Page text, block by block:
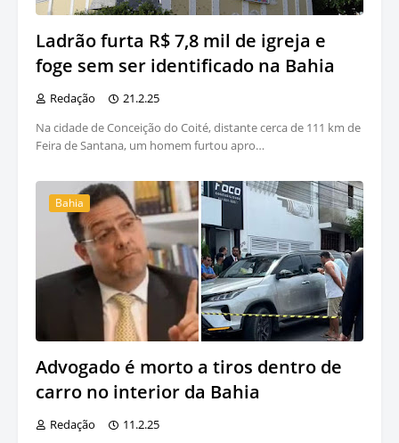
Ladrão furta R$ 7,8 mil de igreja e
foge sem ser identificado na Bahia
Redação
21.2.25
Na cidade de Conceição do Coité, distante cerca de 111 km de
Feira de Santana, um homem furtou apro…
Bahia
Advogado é morto a tiros dentro de
carro no interior da Bahia
Redação 11.2.25